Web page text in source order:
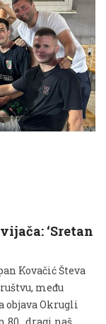
‘Sretan
Kovačić Števa
među
objava Okrugli
80., dragi naš